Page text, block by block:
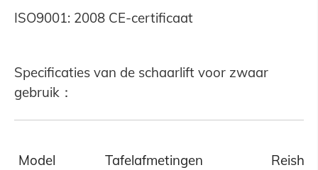
ISO9001: 2008 CE-certificaat
Specificaties van de schaarlift voor zwaar
gebruik：
Model Tafelafmetingen